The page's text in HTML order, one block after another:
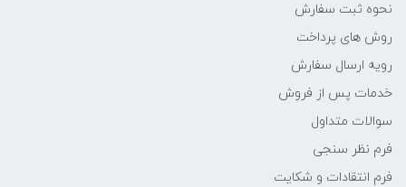
نحوه ثبت سفارش
روش های پرداخت
رویه ارسال سفارش
خدمات پس از فروش
سوالات متداول
فرم نظر سنجی
فرم انتقادات و شکایت